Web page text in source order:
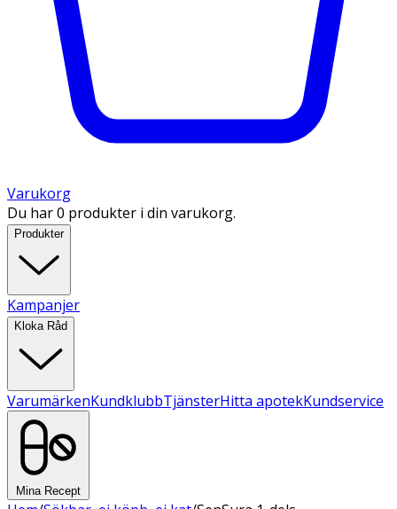
Varukorg
Du har 0 produkter i din varukorg.
Produkter
Kampanjer
Kloka Råd
VarumärkenKundklubbTjänsterHitta apotekKundservice
Mina Recept